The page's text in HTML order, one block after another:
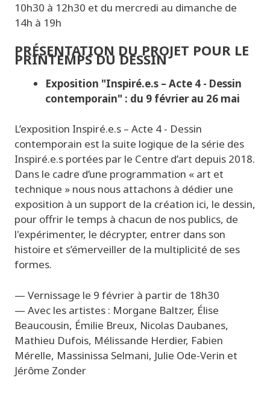
10h30 à 12h30 et du mercredi au dimanche de
14h à 19h
PRÉSENTATION DU PROJET POUR LE
PRINTEMPS DU DESSIN
Exposition "Inspiré.e.s – Acte 4 - Dessin
contemporain" : du 9 février au 26 mai
L’exposition Inspiré.e.s – Acte 4 - Dessin
contemporain est la suite logique de la série des
Inspiré.e.s portées par le Centre d’art depuis 2018.
Dans le cadre d’une programmation « art et
technique » nous nous attachons à dédier une
exposition à un support de la création ici, le dessin,
pour offrir le temps à chacun de nos publics, de
l'expérimenter, le décrypter, entrer dans son
histoire et s’émerveiller de la multiplicité de ses
formes.
— Vernissage le 9 février à partir de 18h30
— Avec les artistes : Morgane Baltzer, Élise
Beaucousin, Émilie Breux, Nicolas Daubanes,
Mathieu Dufois, Mélissande Herdier, Fabien
Mérelle, Massinissa Selmani, Julie Ode-Verin et
Jérôme Zonder